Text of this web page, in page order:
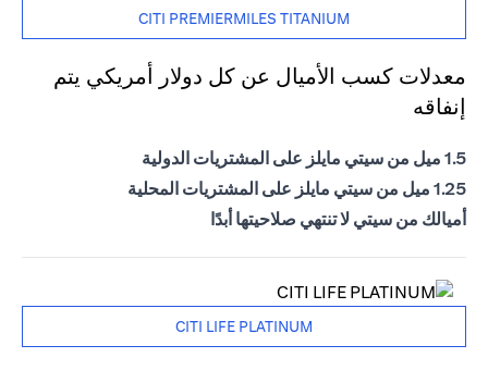
CITI PREMIERMILES TITANIUM
معدلات كسب الأميال عن كل دولار أمريكي يتم
إنفاقه
1.5 ميل من سيتي مايلز على المشتريات الدولية
1.25 ميل من سيتي مايلز على المشتريات المحلية
أميالك من سيتي لا تنتهي صلاحيتها أبدًا
CITI LIFE PLATINUM